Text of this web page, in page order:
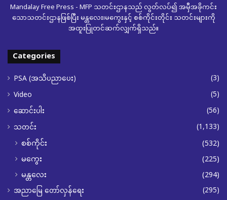
Mandalay Free Press - MFP သတင်းဌာနသည် လွတ်လပ်၍ အမှီအခိုကင်း
သောသတင်းဌာနဖြစ်ပြီး မန္တလေး၊မကွေးနှင့် စစ်ကိုင်းတိုင်း သတင်းများကို
အထူးပြုတင်ဆက်လျှက်ရှိသည်။
Categories
PSA (အသိပညာပေး)
(3)
Video
(5)
ဆောင်းပါး
(56)
သတင်း
(1,133)
စစ်ကိုင်း
(532)
မကွေး
(225)
မန္တလေး
(294)
အညာမြေ တော်လှန်ရေး (295)